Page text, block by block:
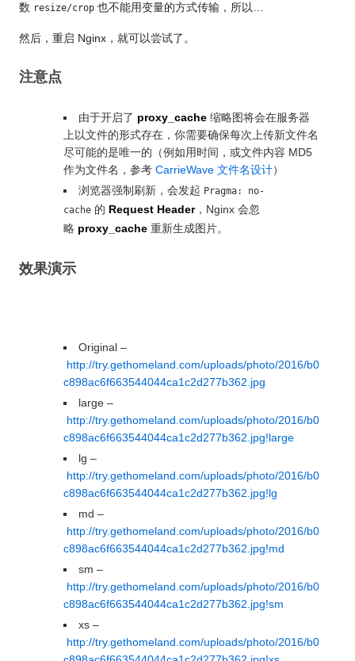
数 resize/crop 也不能用变量的方式传输，所以…
然后，重启 Nginx，就可以尝试了。
注意点
由于开启了 proxy_cache 缩略图将会在服务器
上以文件的形式存在，你需要确保每次上传新文件名
尽可能的是唯一的（例如用时间，或文件内容 MD5
作为文件名，参考 CarrieWave 文件名设计）
浏览器强制刷新，会发起 Pragma: no-
cache 的 Request Header，Nginx 会忽
略 proxy_cache 重新生成图片。
效果演示
Original –
http://try.gethomeland.com/uploads/photo/2016/b0
c898ac6f663544044ca1c2d277b362.jpg
large –
http://try.gethomeland.com/uploads/photo/2016/b0
c898ac6f663544044ca1c2d277b362.jpg!large
lg –
http://try.gethomeland.com/uploads/photo/2016/b0
c898ac6f663544044ca1c2d277b362.jpg!lg
md –
http://try.gethomeland.com/uploads/photo/2016/b0
c898ac6f663544044ca1c2d277b362.jpg!md
sm –
http://try.gethomeland.com/uploads/photo/2016/b0
c898ac6f663544044ca1c2d277b362.jpg!sm
xs –
http://try.gethomeland.com/uploads/photo/2016/b0